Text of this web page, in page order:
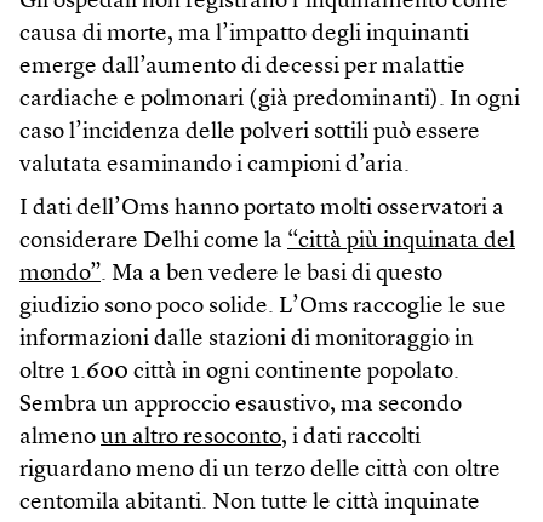
causa di morte, ma l’impatto degli inquinanti
emerge dall’aumento di decessi per malattie
cardiache e polmonari (già predominanti). In ogni
caso l’incidenza delle polveri sottili può essere
valutata esaminando i campioni d’aria.
I dati dell’Oms hanno portato molti osservatori a
considerare Delhi come la “città più inquinata del
mondo”. Ma a ben vedere le basi di questo
giudizio sono poco solide. L’Oms raccoglie le sue
informazioni dalle stazioni di monitoraggio in
oltre 1.600 città in ogni continente popolato.
Sembra un approccio esaustivo, ma secondo
almeno un altro resoconto, i dati raccolti
riguardano meno di un terzo delle città con oltre
centomila abitanti. Non tutte le città inquinate